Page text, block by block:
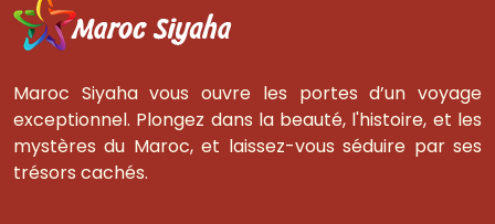
Maroc Siyaha vous ouvre les portes d’un voyage
exceptionnel. Plongez dans la beauté, l'histoire, et les
mystères du Maroc, et laissez-vous séduire par ses
trésors cachés.